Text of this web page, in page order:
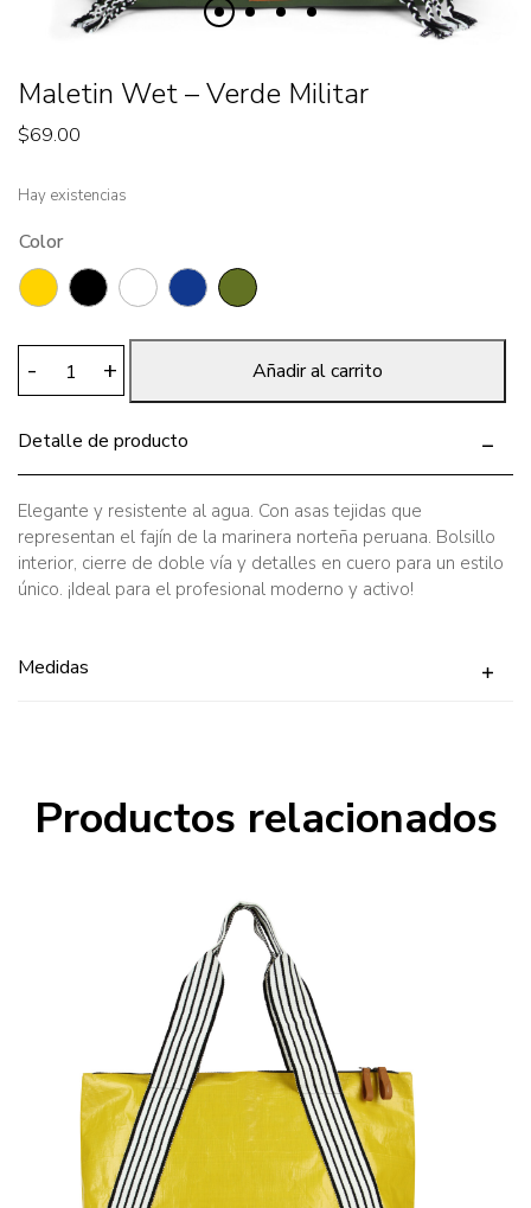
Maletin Wet – Verde Militar
$69.00
Hay existencias
Color
Verde
Militar
cantidad
+
- Añadir al carrito
Detalle de producto
Elegante y resistente al agua. Con asas tejidas que
representan el fajín de la marinera norteña peruana. Bolsillo
interior, cierre de doble vía y detalles en cuero para un estilo
único. ¡Ideal para el profesional moderno y activo!
Medidas
Productos relacionados